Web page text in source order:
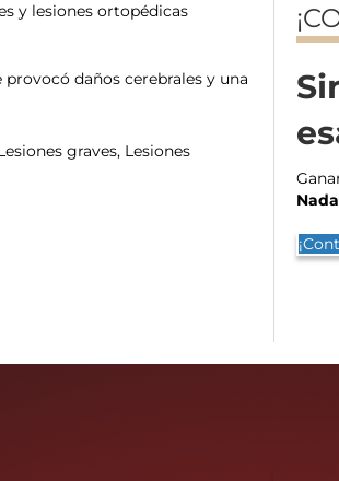
y lesiones ortopédicas
daños cerebrales y una
graves, Lesiones